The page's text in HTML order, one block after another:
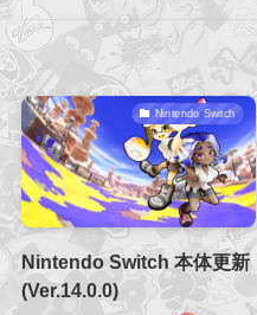
Nintendo Switch
Nintendo Switch 本体更新
(Ver.14.0.0)